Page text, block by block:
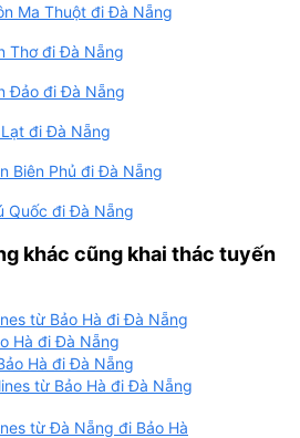
Ma Thuột đi Đà Nẵng
Thơ đi Đà Nẵng
Đảo đi Đà Nẵng
đi Đà Nẵng
Biên Phủ đi Đà Nẵng
Quốc đi Đà Nẵng
khác cũng khai thác tuyến
từ Bảo Hà đi Đà Nẵng
Hà đi Đà Nẵng
Hà đi Đà Nẵng
từ Bảo Hà đi Đà Nẵng
từ Đà Nẵng đi Bảo Hà